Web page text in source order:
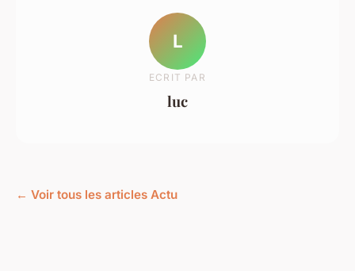
L
ECRIT PAR
luc
← Voir tous les articles Actu